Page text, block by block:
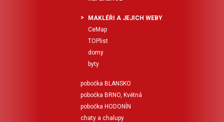
MAKLÉŘI A JEJICH WEBY
CeMap
TOPlist
domy
byty
pobočka BLANSKO
pobočka BRNO, Květná
pobočka HODONÍN
chaty a chalupy